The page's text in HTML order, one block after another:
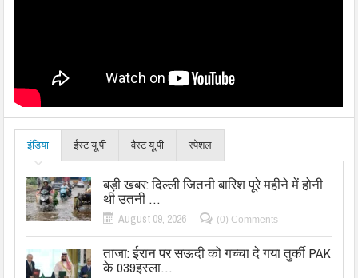
इंडिया ईस्ट यू.पी वैस्ट यू.पी स्पेशल
बड़ी खबर: दिल्ली जितनी बारिश पूरे महीने में होनी
थी उतनी …
August 09, 2026 (0) Comments
ताजा: ईरान पर सऊदी को गच्चा दे गया तुर्की PAK
के 039इस्ला…